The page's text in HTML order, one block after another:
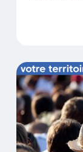
Bulletin vidéo